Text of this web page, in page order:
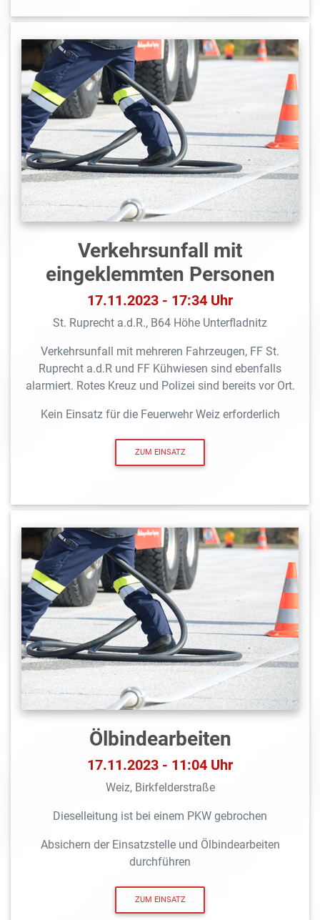
Verkehrsunfall mit
eingeklemmten Personen
17.11.2023 - 17:34 Uhr
St. Ruprecht a.d.R., B64 Höhe Unterfladnitz
Verkehrsunfall mit mehreren Fahrzeugen, FF St.
Ruprecht a.d.R und FF Kühwiesen sind ebenfalls
alarmiert. Rotes Kreuz und Polizei sind bereits vor Ort.
Kein Einsatz für die Feuerwehr Weiz erforderlich
ZUM EINSATZ
Ölbindearbeiten
17.11.2023 - 11:04 Uhr
Weiz, Birkfelderstraße
Dieselleitung ist bei einem PKW gebrochen
Absichern der Einsatzstelle und Ölbindearbeiten
durchführen
ZUM EINSATZ